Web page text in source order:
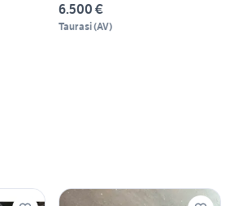
6.500 €
Taurasi(AV)